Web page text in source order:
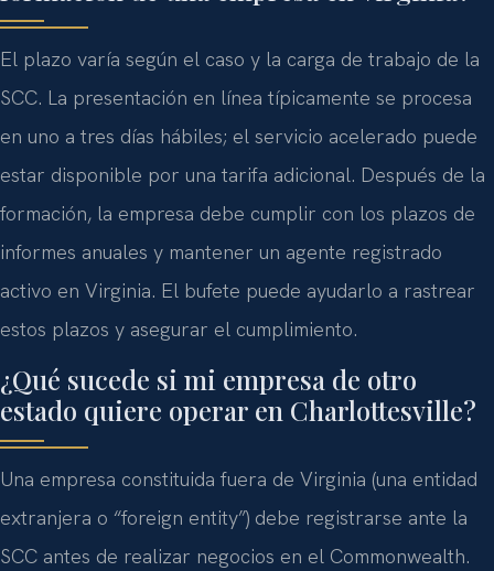
El plazo varía según el caso y la carga de trabajo de la
SCC. La presentación en línea típicamente se procesa
en uno a tres días hábiles; el servicio acelerado puede
estar disponible por una tarifa adicional. Después de la
formación, la empresa debe cumplir con los plazos de
informes anuales y mantener un agente registrado
activo en Virginia. El bufete puede ayudarlo a rastrear
estos plazos y asegurar el cumplimiento.
¿Qué sucede si mi empresa de otro
estado quiere operar en Charlottesville?
Una empresa constituida fuera de Virginia (una entidad
extranjera o “foreign entity”) debe registrarse ante la
SCC antes de realizar negocios en el Commonwealth.